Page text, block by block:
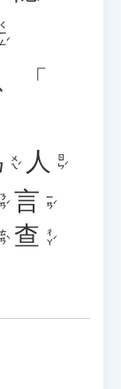
ㄑㄧㄥˊ
「
ㄨㄟˊ 人 ㄖㄣˊ
ㄋㄢˊ 言 ㄧㄢˊ
ㄊㄢˋ 查 ㄔㄚˊ